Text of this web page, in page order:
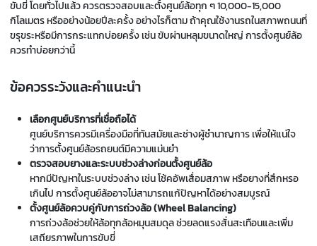
ขับขี่ โดยทั่วไปแล้ว ควรตรวจสอบและตั้งศูนย์ล้อทุก ๆ 10,000-15,000
กิโลเมตร หรืออย่างน้อยปีละครั้ง อย่างไรก็ตาม ถ้าคุณใช้งานรถในสภาพถนนที่
ขรุขระหรือมีการกระแทกบ่อยครั้ง เช่น ขับผ่านหลุมขนาดใหญ่ การตั้งศูนย์ล้อ
ควรทำบ่อยกว่านี้
ข้อควรระวังและคำแนะนำ
เลือกศูนย์บริการที่เชื่อถือได้
ศูนย์บริการควรมีเครื่องมือที่ทันสมัยและช่างผู้ชำนาญการ เพื่อให้แน่ใจ
ว่าการตั้งศูนย์ล้อรถยนต์มีความแม่นยำ
ตรวจสอบยางและระบบช่วงล่างก่อนตั้งศูนย์ล้อ
หากมีปัญหาในระบบช่วงล่าง เช่น โช้คอัพเสื่อมสภาพ หรือยางที่สึกหรอ
เกินไป การตั้งศูนย์ล้ออาจไม่สามารถแก้ปัญหาได้อย่างสมบูรณ์
ตั้งศูนย์ล้อควบคู่กับการถ่วงล้อ (Wheel Balancing)
การถ่วงล้อช่วยให้ล้อทุกล้อหมุนสมดุล ช่วยลดแรงสั่นสะเทือนและเพิ่ม
เสถียรภาพในการขับขี่